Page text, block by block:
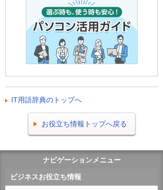
IT用語辞典のトップへ
お役立ち情報トップへ戻る
ナビゲーションメニュー
ビジネスお役立ち情報